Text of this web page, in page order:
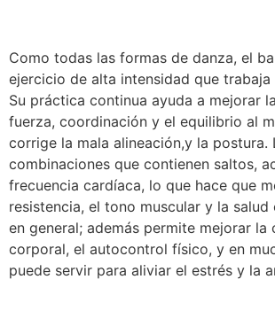
Como todas las formas de danza, el
ejercicio de alta intensidad que
Su práctica continua ayuda a mejorar
fuerza, coordinación y el equilibrio al
corrige la mala alineación,y la postura.
combinaciones que contienen saltos,
frecuencia cardíaca, lo que hace que
resistencia, el tono muscular y la
en general; además permite mejorar la
corporal, el autocontrol físico, y en
puede servir para aliviar el estrés y la